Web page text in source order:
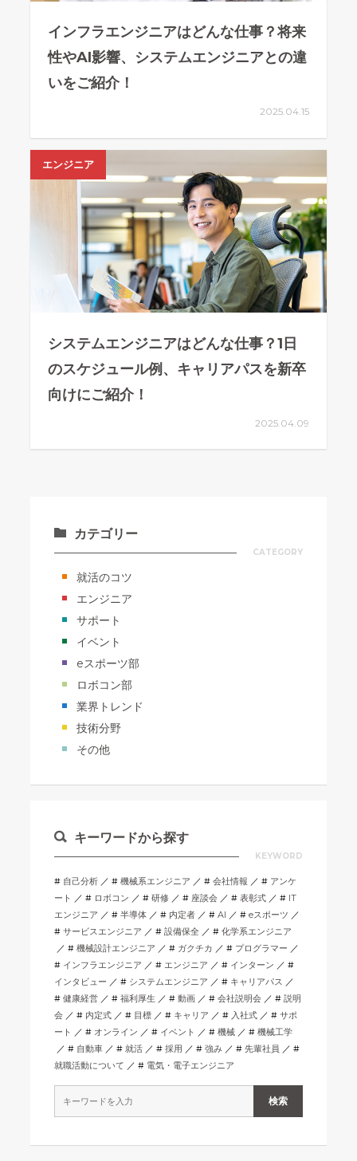
インフラエンジニアはどんな仕事？将来
性やAI影響、システムエンジニアとの違
いをご紹介！
2025.04.15
エンジニア
システムエンジニアはどんな仕事？1日
のスケジュール例、キャリアパスを新卒
向けにご紹介！
2025.04.09
カテゴリー
CATEGORY
就活のコツ
エンジニア
サポート
イベント
eスポーツ部
ロボコン部
業界トレンド
技術分野
その他
キーワードから探す
KEYWORD
自己分析 機械系エンジニア 会社情報
アンケ
ート
ロボコン 研修 座談会 表彰式
IT
エンジニア
半導体 内定者 AI
eスポーツ
サービスエンジニア
設備保全
化学系エンジニア
機械設計エンジニア
ガクチカ
プログラマー
インフラエンジニア
エンジニア
インターン
インタビュー
システムエンジニア
キャリアパス
健康経営
福利厚生 動画 会社説明会
説明
会
内定式 目標 キャリア 入社式
サポ
ート
オンライン イベント 機械
機械工学
自動車
就活 採用 強み
先輩社員
就職活動について
電気・電子エンジニア